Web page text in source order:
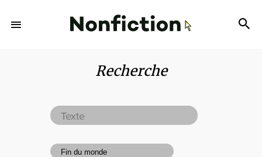
Recherche